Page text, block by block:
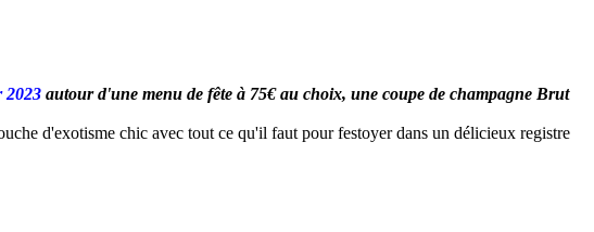
2023 autour d'une menu de fête à 75€ au choix, une coupe de champagne Brut
d'exotisme chic avec tout ce qu'il faut pour festoyer dans un délicieux registre